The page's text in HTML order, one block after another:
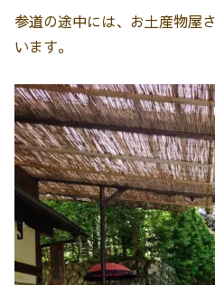
参道の途中には、お土産物屋
います。